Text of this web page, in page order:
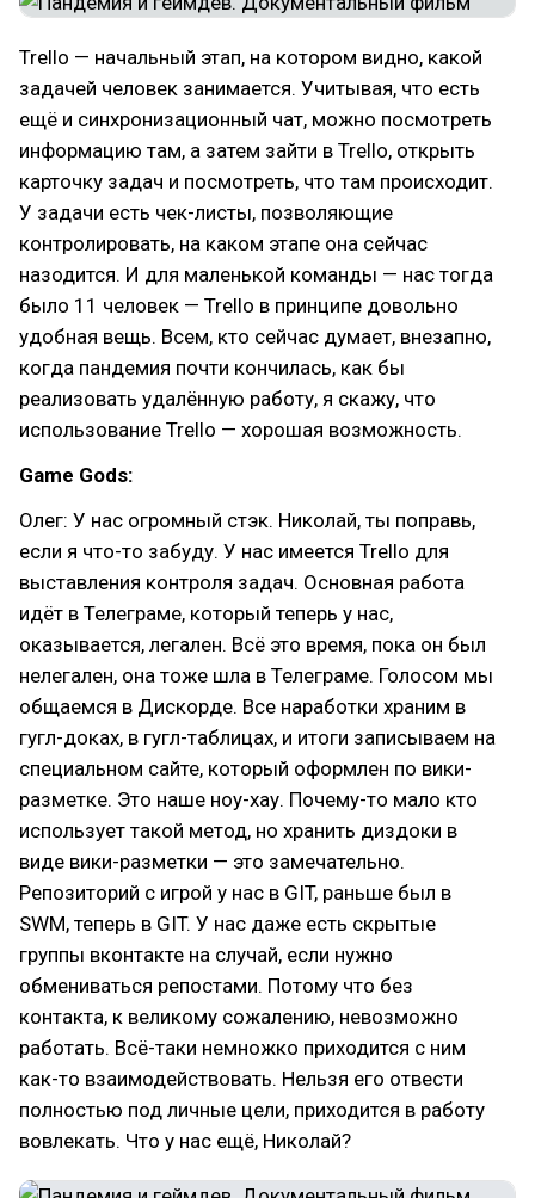
Trello — начальный этап, на котором видно, какой
задачей человек занимается. Учитывая, что есть
ещё и синхронизационный чат, можно посмотреть
информацию там, а затем зайти в Trello, открыть
карточку задач и посмотреть, что там происходит.
У задачи есть чек-листы, позволяющие
контролировать, на каком этапе она сейчас
назодится. И для маленькой команды — нас тогда
было 11 человек — Trello в принципе довольно
удобная вещь. Всем, кто сейчас думает, внезапно,
когда пандемия почти кончилась, как бы
реализовать удалённую работу, я скажу, что
использование Trello — хорошая возможность.
Game Gods:
Олег: У нас огромный стэк. Николай, ты поправь,
если я что-то забуду. У нас имеется Trello для
выставления контроля задач. Основная работа
идёт в Телеграме, который теперь у нас,
оказывается, легален. Всё это время, пока он был
нелегален, она тоже шла в Телеграме. Голосом мы
общаемся в Дискорде. Все наработки храним в
гугл-доках, в гугл-таблицах, и итоги записываем на
специальном сайте, который оформлен по вики-
разметке. Это наше ноу-хау. Почему-то мало кто
использует такой метод, но хранить диздоки в
виде вики-разметки — это замечательно.
Репозиторий с игрой у нас в GIT, раньше был в
SWM, теперь в GIT. У нас даже есть скрытые
группы вконтакте на случай, если нужно
обмениваться репостами. Потому что без
контакта, к великому сожалению, невозможно
работать. Всё-таки немножко приходится с ним
как-то взаимодействовать. Нельзя его отвести
полностью под личные цели, приходится в работу
вовлекать. Что у нас ещё, Николай?